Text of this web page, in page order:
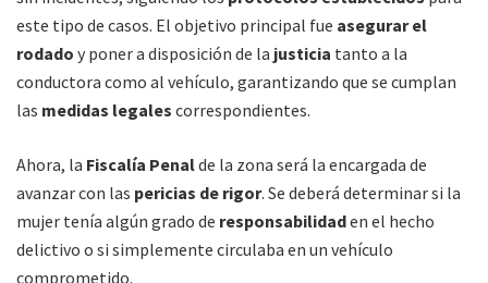
este tipo de casos. El objetivo principal fue asegurar el
rodado y poner a disposición de la justicia tanto a la
conductora como al vehículo, garantizando que se cumplan
las medidas legales correspondientes.
Ahora, la Fiscalía Penalde la zona será la encargada de
avanzar con las pericias de rigor. Se deberá determinar si la
mujer tenía algún grado de responsabilidaden el hecho
delictivo o si simplemente circulaba en un vehículo
comprometido.